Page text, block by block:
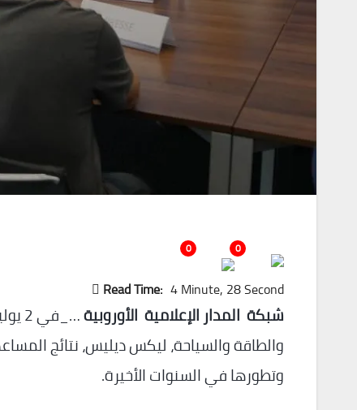
0
0
Read Time: 4 Minute, 28 Second
شبكة المدار الإعلامية الأوروبية
وتطورها في السنوات الأخيرة.